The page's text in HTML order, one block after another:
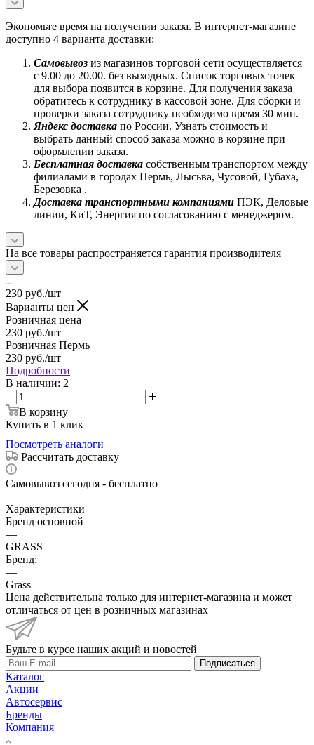
Экономьте время на получении заказа. В интернет-магазине
доступно 4 варианта доставки:
Самовывоз из магазинов торговой сети осуществляется
с 9.00 до 20.00. без выходных. Список торговых точек
для выбора появится в корзине. Для получения заказа
обратитесь к сотруднику в кассовой зоне. Для сборки и
проверки заказа сотруднику необходимо время 30 мин.
Яндекс доставка по России. Узнать стоимость и
выбрать данный способ заказа можно в корзине при
оформлении заказа.
Бесплатная доставка собственным транспортом между
филиалами в городах Пермь, Лысьва, Чусовой, Губаха,
Березовка .
Доставка транспортными компаниями ПЭК, Деловые
линии, КиТ, Энергия по согласованию с менеджером.
На все товары распространяется гарантия производителя
230 руб./шт
Варианты цен
Розничная цена
230 руб./шт
Розничная Пермь
230 руб./шт
Подробности
В наличии: 2
В корзину
Купить в 1 клик
Посмотреть аналоги
Рассчитать доставку
Самовывоз сегодня - бесплатно
Характеристики
Бренд основной
—
GRASS
Бренд:
—
Grass
Цена действительна только для интернет-магазина и может
отличаться от цен в розничных магазинах
Будьте в курсе наших акций и новостей
Подписаться
Каталог
Акции
Автосервис
Бренды
Компания